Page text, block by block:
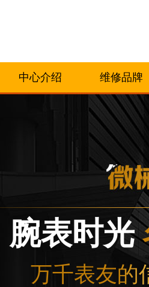
中心介绍 维修品牌
腕表时光
万千表友的